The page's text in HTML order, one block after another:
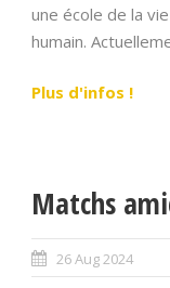
une école de la
humain.
Plus d'infos !
Matchs
26 Aug 2024